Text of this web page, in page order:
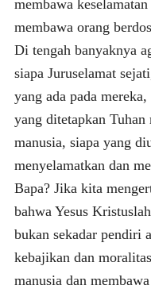
membawa
membawa orang
Di tengah banyaknya
siapa Juruselamat
yang ada pada
yang ditetapkan Tuhan
manusia, siapa yang
menyelamatkan dan
Bapa? Jika kita
bahwa Yesus
bukan sekadar pendiri
kebajikan dan
manusia dan